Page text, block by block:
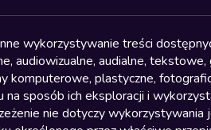
wykorzystywanie treści
audiowizualne, audialne,
plastyczne,
sposób ich eksploracji i
nie dotyczy